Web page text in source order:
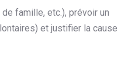
famille, etc.), prévoir un
et justifier la cause